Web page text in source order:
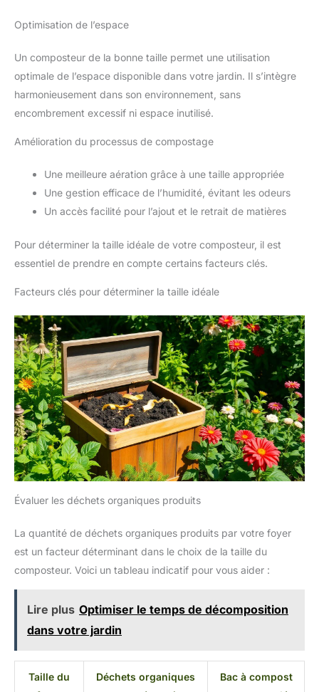
Optimisation de l’espace
Un composteur de la bonne taille permet une utilisation
optimale de l’espace disponible dans votre jardin. Il s’intègre
harmonieusement dans son environnement, sans
encombrement excessif ni espace inutilisé.
Amélioration du processus de compostage
Une meilleure aération grâce à une taille appropriée
Une gestion efficace de l’humidité, évitant les odeurs
Un accès facilité pour l’ajout et le retrait de matières
Pour déterminer la taille idéale de votre composteur, il est
essentiel de prendre en compte certains facteurs clés.
Facteurs clés pour déterminer la taille idéale
Évaluer les déchets organiques produits
La quantité de déchets organiques produits par votre foyer
est un facteur déterminant dans le choix de la taille du
composteur. Voici un tableau indicatif pour vous aider :
Lire plus Optimiser le temps de décomposition
dans votre jardin
Taille du
Déchets organiques
Bac à compost